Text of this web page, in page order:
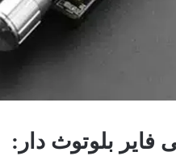
فایر بلوتوث دار :